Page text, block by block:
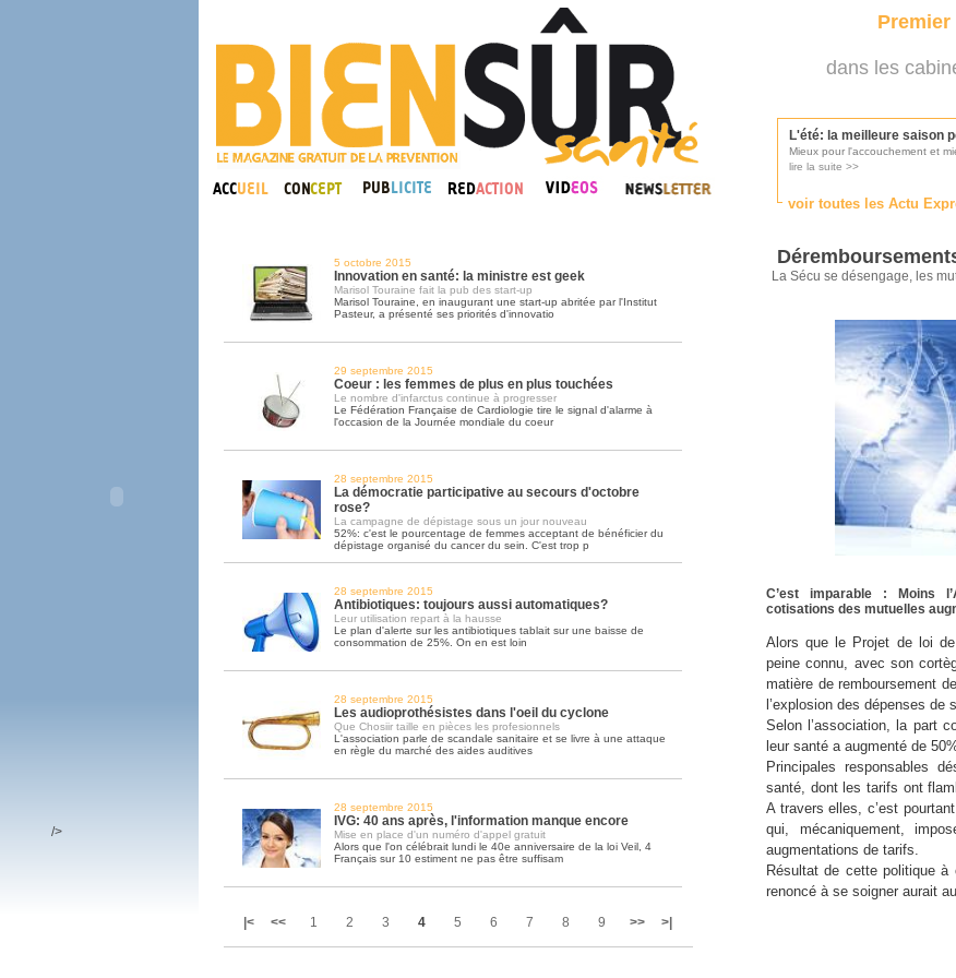
dans les
voir toutes les Actu
L'été: la meilleure saison
Mieux pour l'accouchement et
lire la suite >>
Consultés par l'Ordre des
lire la suite >>
Une campagne de pub
La pub au service des praticiens?
lire la suite >>
DMP, l'Arlésienne va
Déploiement prévu au 4ème
lire la suite >>
Soins palliatifs: 40
La journée mondiale des soins
5 octobre 2015
Innovation en santé: la ministre est geek
Marisol Touraine fait la pub des start-up
Marisol Touraine, en inaugurant une start-up abritée par l'Institut
Pasteur, a présenté ses priorités d'innovatio
29 septembre 2015
Coeur : les femmes de plus en plus touchées
Le nombre d'infarctus continue à progresser
Le Fédération Française de Cardiologie tire le signal d'alarme à
l'occasion de la Journée mondiale du coeur
28 septembre 2015
La démocratie participative au secours d'octobre
rose?
La campagne de dépistage sous un jour nouveau
52%: c'est le pourcentage de femmes acceptant de bénéficier du
dépistage organisé du cancer du sein. C'est trop p
28 septembre 2015
Antibiotiques: toujours aussi automatiques?
Leur utilisation repart à la hausse
Le plan d'alerte sur les antibiotiques tablait sur une baisse de
consommation de 25%. On en est loin
28 septembre 2015
Les audioprothésistes dans l'oeil du cyclone
Que Chosiir taille en pièces les profesionnels
L'association parle de scandale sanitaire et se livre à une attaque
en règle du marché des aides auditives
28 septembre 2015
IVG: 40 ans après, l'information manque encore
Mise en place d'un numéro d'appel gratuit
Alors que l'on célébrait lundi le 40e anniversaire de la loi Veil, 4
Français sur 10 estiment ne pas être suffisam
|< << 1 2 3 4 5 6 7 8 9 >> >|
La Sécu se désengage, les
C’est imparable : Moins
cotisations des mutuelles
Alors que le Projet de loi
peine connu, avec son
matière de remboursement
l’explosion des dépenses
Selon l’association, la part
leur santé a augmenté de
Principales responsables
santé, dont les tarifs ont
A travers elles, c’est
qui, mécaniquement,
augmentations de tarifs.
Résultat de cette politique
renoncé à se soigner aurait
/>